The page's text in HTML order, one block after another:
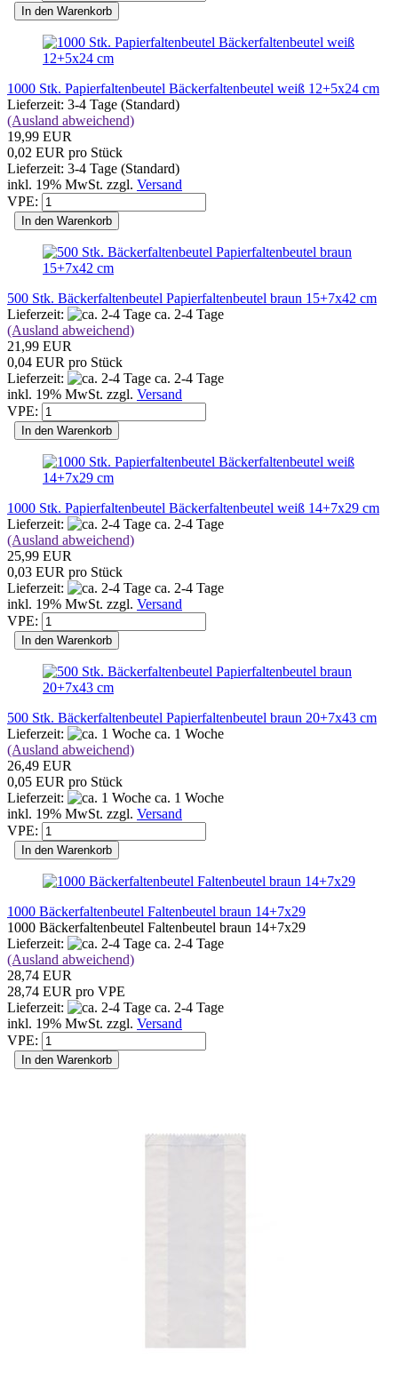
In den Warenkorb
1000 Stk. Papierfaltenbeutel Bäckerfaltenbeutel weiß 12+5x24 cm
Lieferzeit: 3-4 Tage (Standard)
(Ausland abweichend)
19,99 EUR
0,02 EUR pro Stück
Lieferzeit: 3-4 Tage (Standard)
inkl. 19% MwSt. zzgl. Versand
VPE:
In den Warenkorb
500 Stk. Bäckerfaltenbeutel Papierfaltenbeutel braun 15+7x42 cm
Lieferzeit:
ca. 2-4 Tage
(Ausland abweichend)
21,99 EUR
0,04 EUR pro Stück
Lieferzeit:
ca. 2-4 Tage
inkl. 19% MwSt. zzgl. Versand
VPE:
In den Warenkorb
1000 Stk. Papierfaltenbeutel Bäckerfaltenbeutel weiß 14+7x29 cm
Lieferzeit:
ca. 2-4 Tage
(Ausland abweichend)
25,99 EUR
0,03 EUR pro Stück
Lieferzeit:
ca. 2-4 Tage
inkl. 19% MwSt. zzgl. Versand
VPE:
In den Warenkorb
500 Stk. Bäckerfaltenbeutel Papierfaltenbeutel braun 20+7x43 cm
Lieferzeit:
ca. 1 Woche
(Ausland abweichend)
26,49 EUR
0,05 EUR pro Stück
Lieferzeit:
ca. 1 Woche
inkl. 19% MwSt. zzgl. Versand
VPE:
In den Warenkorb
1000 Bäckerfaltenbeutel Faltenbeutel braun 14+7x29
1000 Bäckerfaltenbeutel Faltenbeutel braun 14+7x29
Lieferzeit:
ca. 2-4 Tage
(Ausland abweichend)
28,74 EUR
28,74 EUR pro VPE
Lieferzeit:
ca. 2-4 Tage
inkl. 19% MwSt. zzgl. Versand
VPE:
In den Warenkorb